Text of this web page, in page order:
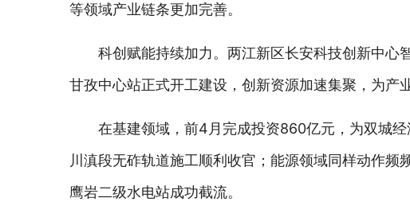
等领域产业链条更加完善。
科创赋能持续加力。两江新区长安科技创新中心
甘孜中心站正式开工建设，创新资源加速集聚，为产
在基建领域，前4月完成投资860亿元，为双城
川滇段无砟轨道施工顺利收官；能源领域同样动作
鹰岩二级水电站成功截流。